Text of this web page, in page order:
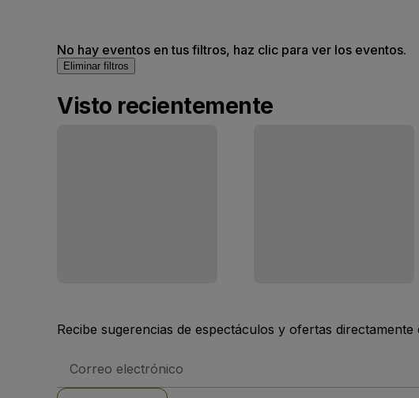
No hay eventos en tus filtros, haz clic para ver los eventos.
Eliminar filtros
Visto recientemente
Recibe sugerencias de espectáculos y ofertas
de